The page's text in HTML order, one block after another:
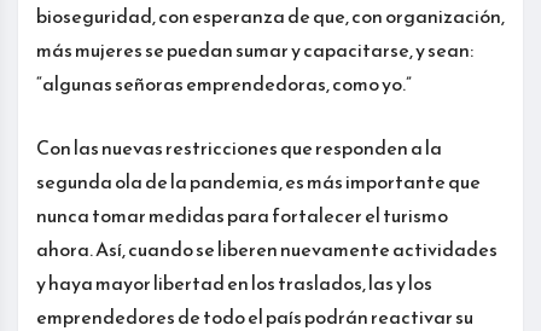
bioseguridad, con esperanza de que, con organización,
más mujeres se puedan sumar y capacitarse, y sean:
“algunas señoras emprendedoras, como yo.”
Con las nuevas restricciones que responden a la
segunda ola de la pandemia, es más importante que
nunca tomar medidas para fortalecer el turismo
ahora. Así, cuando se liberen nuevamente actividades
y haya mayor libertad en los traslados, las y los
emprendedores de todo el país podrán reactivar su